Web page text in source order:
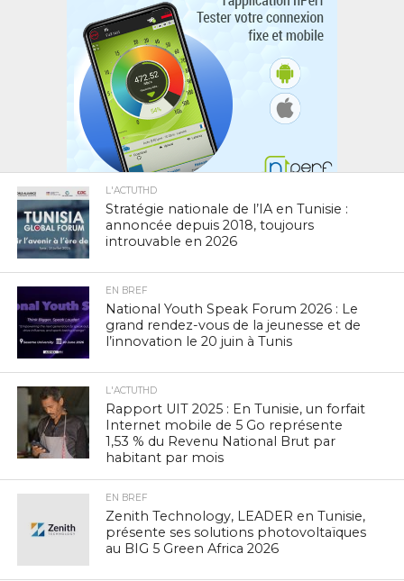
L'ACTUTHD
Stratégie nationale de l’IA en Tunisie :
annoncée depuis 2018, toujours
introuvable en 2026
EN BREF
National Youth Speak Forum 2026 : Le
grand rendez-vous de la jeunesse et de
l’innovation le 20 juin à Tunis
L'ACTUTHD
Rapport UIT 2025 : En Tunisie, un forfait
Internet mobile de 5 Go représente
1,53 % du Revenu National Brut par
habitant par mois
EN BREF
Zenith Technology, LEADER en Tunisie,
présente ses solutions photovoltaïques
au BIG 5 Green Africa 2026